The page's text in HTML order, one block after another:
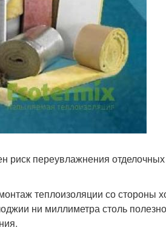
риск переувлажнения
теплоизоляции со стороны
ни миллиметра столь